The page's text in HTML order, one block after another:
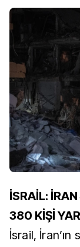
İSRAİL:
380 KİŞİ
İsrail, İran’ın